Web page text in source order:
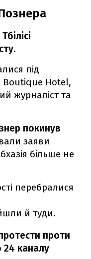
під
Boutique Hotel,
журналіст та
покинув
заяви
більше не
перебралися
й туди.
проти
24 каналу